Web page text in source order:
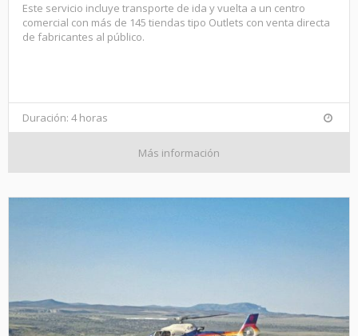
Este servicio incluye transporte de ida y vuelta a un centro
comercial con más de 145 tiendas tipo Outlets con venta directa
de fabricantes al público.
Duración: 4 horas
Más información